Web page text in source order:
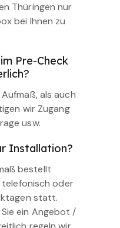
Thüringen nur
bei Ihnen zu
Pre-Check
als auch
wir Zugang
usw.
Installation?
bestellt
telefonisch oder
statt.
ein Angebot /